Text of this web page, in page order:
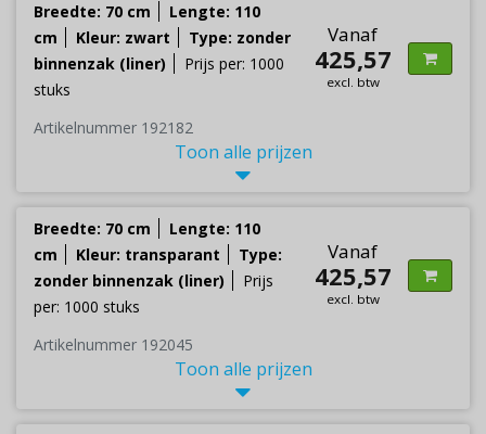
Breedte: 70 cm
Lengte: 110
cm
Kleur: zwart
Type: zonder
binnenzak (liner)
Prijs per: 1000
stuks
Vanaf
425,57
excl. btw
Artikelnummer 192182
Toon alle prijzen
Breedte: 70 cm
Lengte: 110
cm
Kleur: transparant
Type:
zonder binnenzak (liner)
Prijs
per: 1000 stuks
Vanaf
425,57
excl. btw
Artikelnummer 192045
Toon alle prijzen